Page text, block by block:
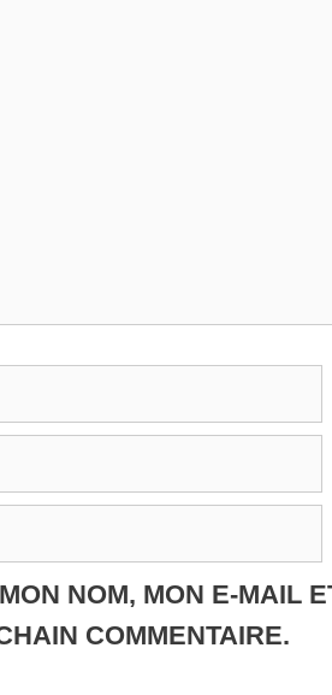
NOM, MON E-MAIL
COMMENTAIRE.